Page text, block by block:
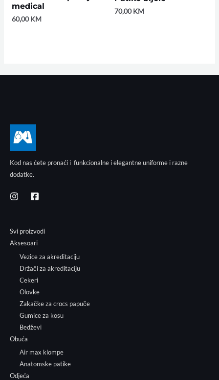
medical
60,00KM
70,00KM
Kod nas ćete pronaći i funkcionalne i elegantne uniforme i razne
dodatke.
Svi proizvodi
Aksesoari
Vezice za akreditaciju
Držači za akreditaciju
Cekeri
Olovke
Zakačke za crocs papuče
Gumice za kosu
Bedževi
Obuća
Air max klompe
Anatomske patike
Odjeća